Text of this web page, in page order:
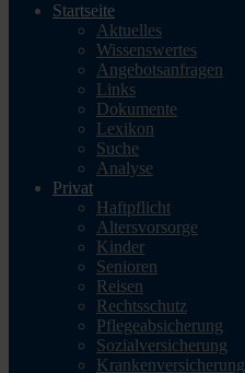
Startseite
Aktuelles
Wissenswertes
Angebotsanfragen
Links
Dokumente
Lexikon
Suche
Analyse
Privat
Haftpflicht
Altersvorsorge
Kinder
Senioren
Reisen
Rechtsschutz
Pflegeabsicherung
Sozialversicherung
Krankenversicherung